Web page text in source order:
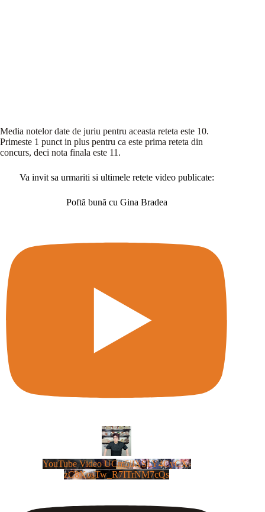
Media notelor date de juriu pentru aceasta reteta este 10.
Primeste 1 punct in plus pentru ca este prima reteta din
concurs, deci nota finala este 11.
Va invit sa urmariti si ultimele retete video publicate:
Poftă bună cu Gina Bradea
YouTube Video UCm5llXSLY4CyCX-
zC8XosTw_R7ITrNM7cQs